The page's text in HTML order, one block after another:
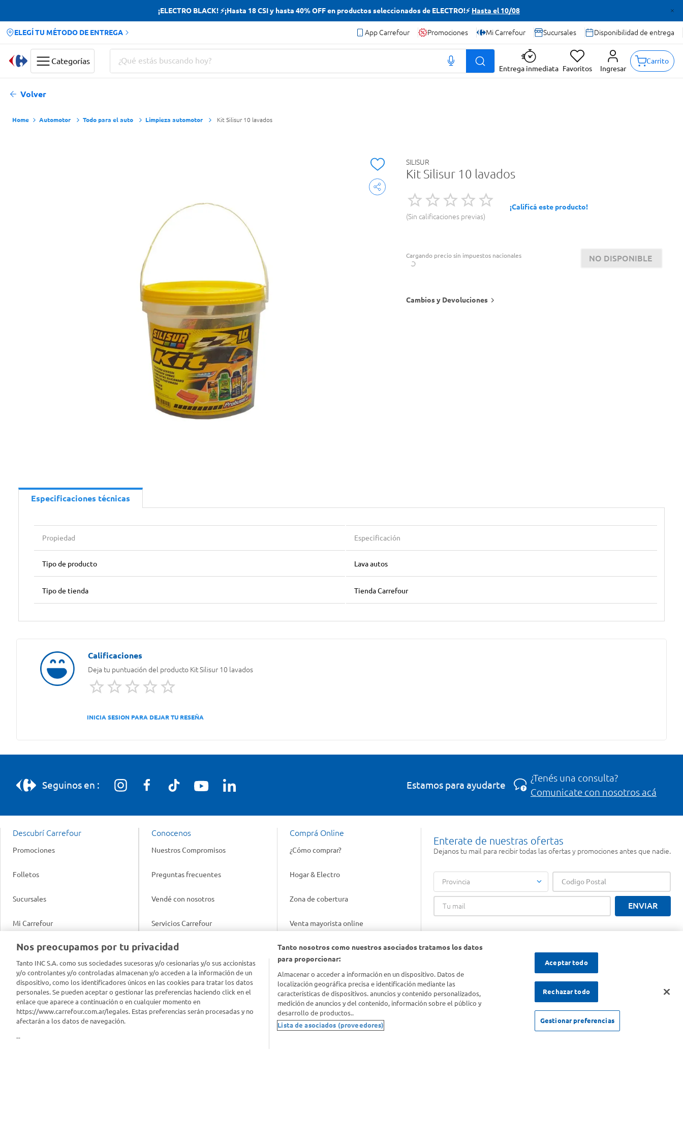
¡ELECTRO BLACK! ⚡¡Hasta 18 CSI y hasta 40% OFF en productos seleccionados de ELECTRO!⚡ Hasta el 10/08
ELEGÍ TU MÉTODO DE ENTREGA App Carrefour Promociones Mi Carrefour Sucursales Disponibilidad de entrega
Categorías
¿Qué estás buscando hoy?
Entrega inmediata Favoritos Ingresar
Carrito
Volver
Automotor Todo para el auto Limpieza automotor Kit Silisur 10 lavados
SILISUR
Kit Silisur 10 lavados
Sin calificaciones previas
¡Calificá este producto!
Cargando precio sin impuestos nacionales NO DISPONIBLE
Cambios y Devoluciones
Especificaciones técnicas
Propiedad Especificación
Tipo de producto Lava autos
Tipo de tienda Tienda Carrefour
Deja tu puntuación del producto Kit Silisur 10 lavados
INICIA SESION PARA DEJAR TU RESEÑA
Seguinos en : Estamos para ayudarte
¿Tenés una consulta?
Comunicate con nosotros acá
Descubrí Carrefour
Promociones
Folletos
Sucursales
Mi Carrefour
Productos Carrefour
Tarjeta Mi Carrefour
Panel Carrefour
Puntos Verdes
Conocenos
Nuestros Compromisos
Preguntas frecuentes
Vendé con nosotros
Servicios Carrefour
Info útil
Tasas de interés
Contacto
Comprá Online
¿Cómo comprar?
Hogar & Electro
Zona de cobertura
Venta mayorista online
Gift cards empresariales
Enterate de nuestras ofertas
Dejanos tu mail para recibir todas las ofertas y promociones antes que nadie.
Provincia
ENVIAR
Nos preocupamos por tu privacidad
Tanto INC S.A. como sus sociedades sucesoras y/o cesionarias y/o sus accionistas
y/o controlantes y/o controladas almacenan y/o acceden a la información de un
dispositivo, como los identificadores únicos en las cookies para tratar los datos
personales. Se pueden aceptar o gestionar las preferencias haciendo click en el
enlace que aparece a continuación o en cualquier momento en
https://www.carrefour.com.ar/legales. Estas preferencias serán procesadas y no
afectarán a los datos de navegación.
--
Tanto nosotros como nuestros asociados tratamos los datos
para proporcionar:
Almacenar o acceder a información en un dispositivo. Datos de
localización geográfica precisa e identificación mediante las
características de dispositivos. anuncios y contenido personalizados,
medición de anuncios y del contenido, información sobre el público y
desarrollo de productos..
Lista de asociados (proveedores)
Aceptar todo
Rechazar todo
Gestionar preferencias
Términos más buscados